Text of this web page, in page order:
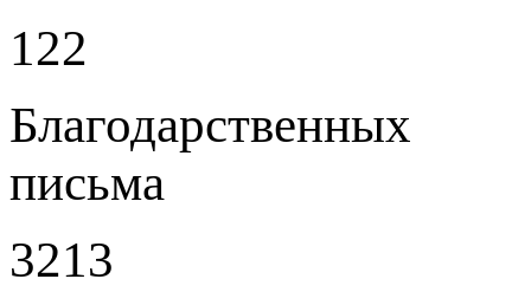
122
Благодарственных
письма
3213